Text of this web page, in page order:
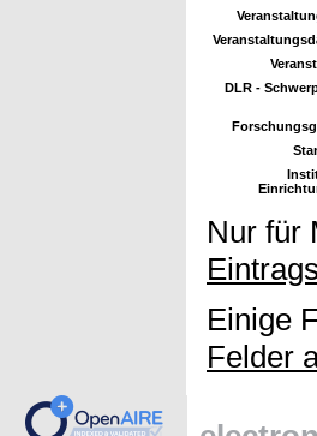
DLR -
Nur für
Eintrags
Einige
Felder